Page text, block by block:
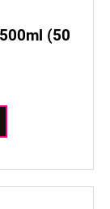
(50